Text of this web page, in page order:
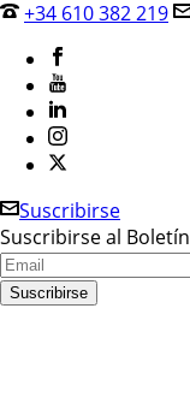
+34 610 382 219
Suscribirse
Suscribirse al Boletín